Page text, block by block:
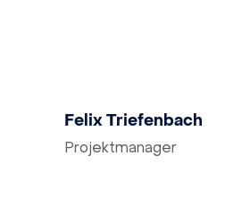
Felix Triefenbach
Projektmanager